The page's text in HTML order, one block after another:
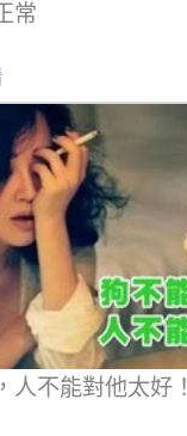
常
人不能對他太好！